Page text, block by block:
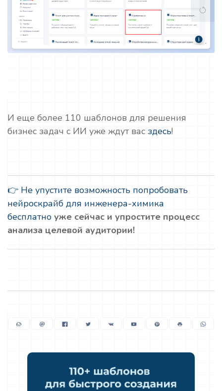
И еще более 110 шаблонов для решения
бизнес задач с ИИ уже ждут вас здесь!
👉 Не упустите возможность попробовать
нейроскрайб для инженера-химика
бесплатно уже сейчас и упростите процесс
анализа целевой аудитории!